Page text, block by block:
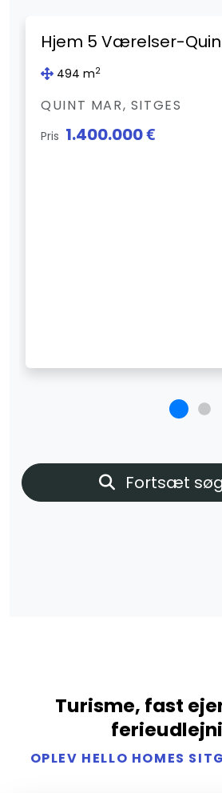
494 m2
QUINT MAR, SITGES
Pris 1.400.000 €
Fortsæt
Turisme, fast
OPLEV HELLO HOMES